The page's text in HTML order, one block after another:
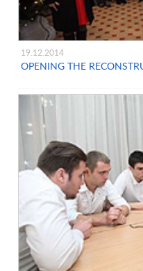
19.12.2014
OPENING THE